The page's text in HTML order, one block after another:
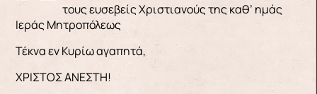
τους ευσεβείς Χριστιανούς της καθ’ ημάς
Ιεράς Μητροπόλεως
Τέκνα εν Κυρίω αγαπητά,
ΧΡΙΣΤΟΣ ΑΝΕΣΤΗ!